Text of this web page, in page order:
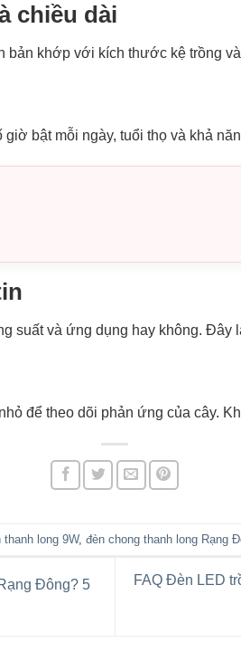
chiều dài
bản khớp với kích thước kệ trồng
bật mỗi ngày, tuổi thọ và khả
suất và ứng dụng hay không. Đây
để theo dõi phản ứng của cây.
thanh long 9W, đèn chong thanh long Rạng
Đông? 5
FAQ Đèn LED